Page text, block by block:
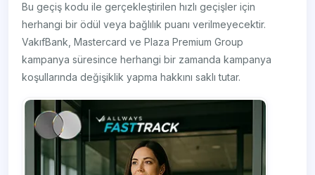
Bu geçiş kodu ile gerçekleştirilen hızlı geçişler için
herhangi bir ödül veya bağlılık puanı verilmeyecektir.
VakıfBank, Mastercard ve Plaza Premium Group
kampanya süresince herhangi bir zamanda kampanya
koşullarında değişiklik yapma hakkını saklı tutar.